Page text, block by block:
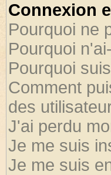
Connexion
Pourquoi ne
Pourquoi
Pourquoi
Comment
des
J'ai perdu
Je me suis
Je me suis